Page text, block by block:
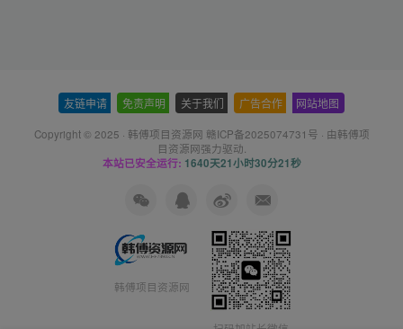
友链申请 免责声明 关于我们 广告合作 网站地图
Copyright © 2025 · 韩傅项目资源网 赣ICP备2025074731号 · 由韩傅项
目资源网强力驱动.
本站已安全运行: 1640天21小时30分22秒
韩傅项目资源网